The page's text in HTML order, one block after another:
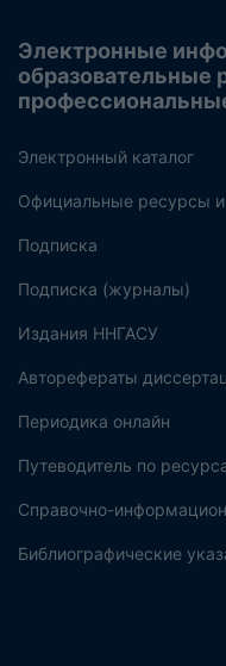
Электронные
образовательные
Электронный каталог
Официальные ресурсы
Подписка
Подписка (журналы)
Издания ННГАСУ
Авторефераты
Периодика онлайн
Путеводитель по
Справочно-
Библиографические